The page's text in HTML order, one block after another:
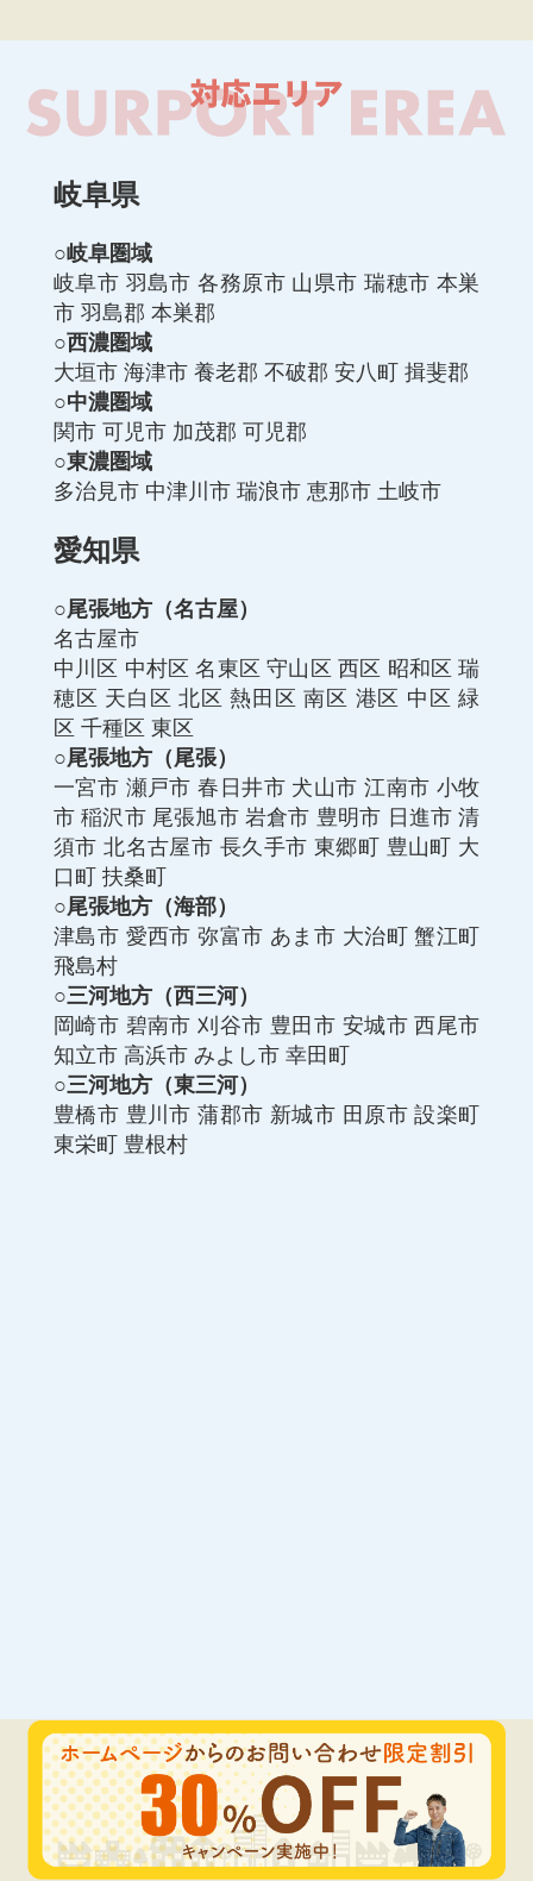
岐阜県
○岐阜圏域
岐阜市 羽島市 各務原市 山県市 瑞穂市 本巣
市 羽島郡 本巣郡
○西濃圏域
大垣市 海津市 養老郡 不破郡 安八町 揖斐郡
○中濃圏域
関市 可児市 加茂郡 可児郡
○東濃圏域
多治見市 中津川市 瑞浪市 恵那市 土岐市
愛知県
○尾張地方（名古屋）
名古屋市
中川区 中村区 名東区 守山区 西区 昭和区 瑞
穂区 天白区 北区 熱田区 南区 港区 中区 緑
区 千種区 東区
○尾張地方（尾張）
一宮市 瀬戸市 春日井市 犬山市 江南市 小牧
市 稲沢市 尾張旭市 岩倉市 豊明市 日進市 清
須市 北名古屋市 長久手市 東郷町 豊山町 大
口町 扶桑町
○尾張地方（海部）
津島市 愛西市 弥富市 あま市 大治町 蟹江町
飛島村
○三河地方（西三河）
岡崎市 碧南市 刈谷市 豊田市 安城市 西尾市
知立市 高浜市 みよし市 幸田町
○三河地方（東三河）
豊橋市 豊川市 蒲郡市 新城市 田原市 設楽町
東栄町 豊根村